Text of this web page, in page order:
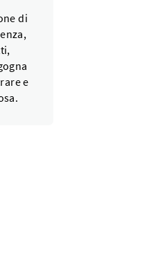
di
e